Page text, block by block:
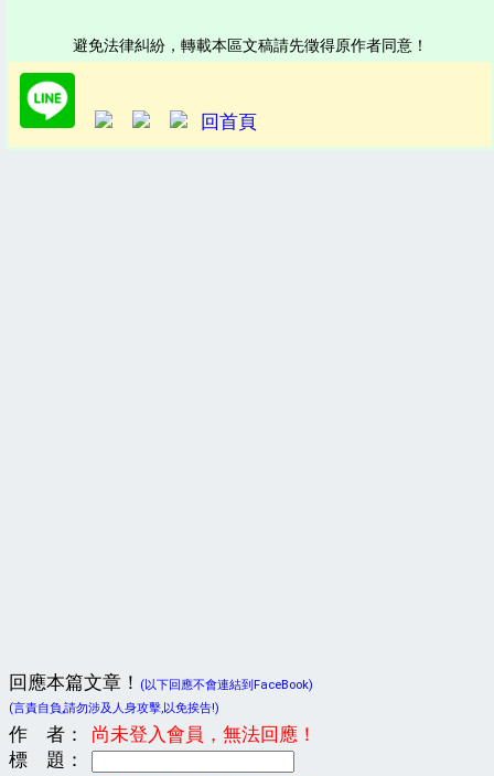
避免法律糾紛，轉載本區文稿請先徵得原作者同意！
回首頁
回應本篇文章！
(以下回應不會連結到FaceBook)
(言責自負,請勿涉及人身攻擊,以免挨告!)
作 者：
尚未登入會員，無法回應！
標 題：